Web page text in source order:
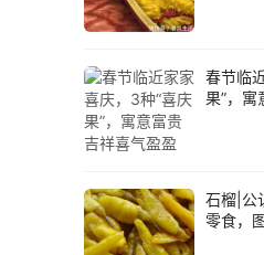
春节临
果”，寓
石榴|公
零食，